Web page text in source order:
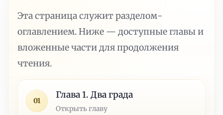
Эта страница служит разделом-
оглавлением. Ниже — доступные главы и
вложенные части для продолжения
чтения.
01
Глава 1. Два града
Открыть главу